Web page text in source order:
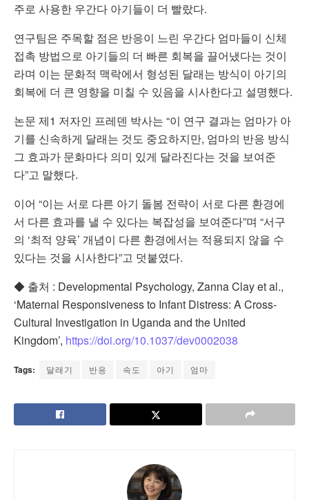
주로 사용한 우간다 아기들이 더 빨랐다.
연구팀은 주목할 점은 반응이 느린 우간다 엄마들이 신체
접촉 방법으로 아기들의 더 빠른 회복을 끌어냈다는 것이
라며 이는 문화적 맥락에서 형성된 달래는 방식이 아기의
회복에 더 큰 영향을 미칠 수 있음을 시사한다고 설명했다.
논문 제1 저자인 프레덴 박사는 “이 연구 결과는 엄마가 아
기를 신속하게 달래는 것도 중요하지만, 엄마의 반응 방식
그 효과가 문화마다 의미 있게 달라진다는 것을 보여준
다”고 말했다.
이어 “이는 서로 다른 아기 돌봄 전략이 서로 다른 환경에
서 다른 효과를 낼 수 있다는 복잡성을 보여준다”며 “서구
의 ‘최적 양육’ 개념이 다른 환경에서는 적용되지 않을 수
있다는 것을 시사한다”고 덧붙였다.
◆ 출처 : Developmental Psychology, Zanna Clay et al.,
‘Maternal Responsiveness to Infant Distress: A Cross-
Cultural Investigation in Uganda and the United
Kingdom’, https://doi.org/10.1037/dev0002038
Tags: 달래기 반응 속도 아기 엄마